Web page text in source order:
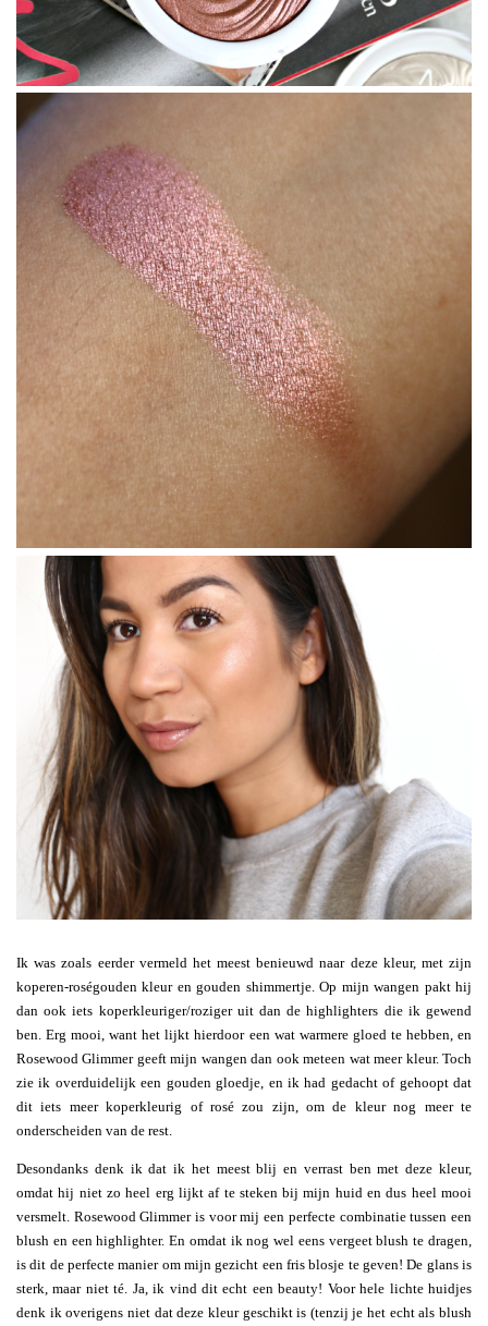
Ik was zoals eerder vermeld het meest benieuwd naar deze kleur, met zijn
koperen-roségouden kleur en gouden shimmertje. Op mijn wangen pakt hij
dan ook iets koperkleuriger/roziger uit dan de highlighters die ik gewend
ben. Erg mooi, want het lijkt hierdoor een wat warmere gloed te hebben, en
Rosewood Glimmer geeft mijn wangen dan ook meteen wat meer kleur. Toch
zie ik overduidelijk een gouden gloedje, en ik had gedacht of gehoopt dat
dit iets meer koperkleurig of rosé zou zijn, om de kleur nog meer te
onderscheiden van de rest.
Desondanks denk ik dat ik het meest blij en verrast ben met deze kleur,
omdat hij niet zo heel erg lijkt af te steken bij mijn huid en dus heel mooi
versmelt. Rosewood Glimmer is voor mij een perfecte combinatie tussen een
blush en een highlighter. En omdat ik nog wel eens vergeet blush te dragen,
is dit de perfecte manier om mijn gezicht een fris blosje te geven! De glans is
sterk, maar niet té. Ja, ik vind dit echt een beauty! Voor hele lichte huidjes
denk ik overigens niet dat deze kleur geschikt is (tenzij je het echt als blush